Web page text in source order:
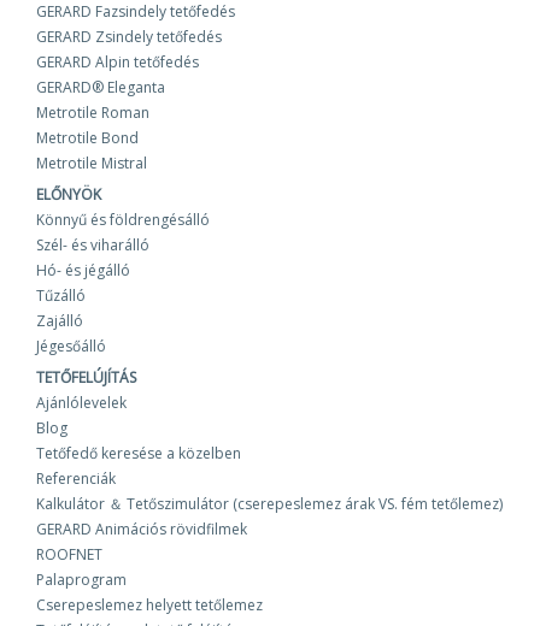
GERARD Fazsindely tetőfedés
GERARD Zsindely tetőfedés
GERARD Alpin tetőfedés
GERARD® Eleganta
Metrotile Roman
Metrotile Bond
Metrotile Mistral
ELŐNYÖK
Könnyű és földrengésálló
Szél- és viharálló
Hó- és jégálló
Tűzálló
Zajálló
Jégesőálló
TETŐFELÚJÍTÁS
Ajánlólevelek
Blog
Tetőfedő keresése a közelben
Referenciák
Kalkulátor ＆ Tetőszimulátor (cserepeslemez árak VS. fém tetőlemez)
GERARD Animációs rövidfilmek
ROOFNET
Palaprogram
Cserepeslemez helyett tetőlemez